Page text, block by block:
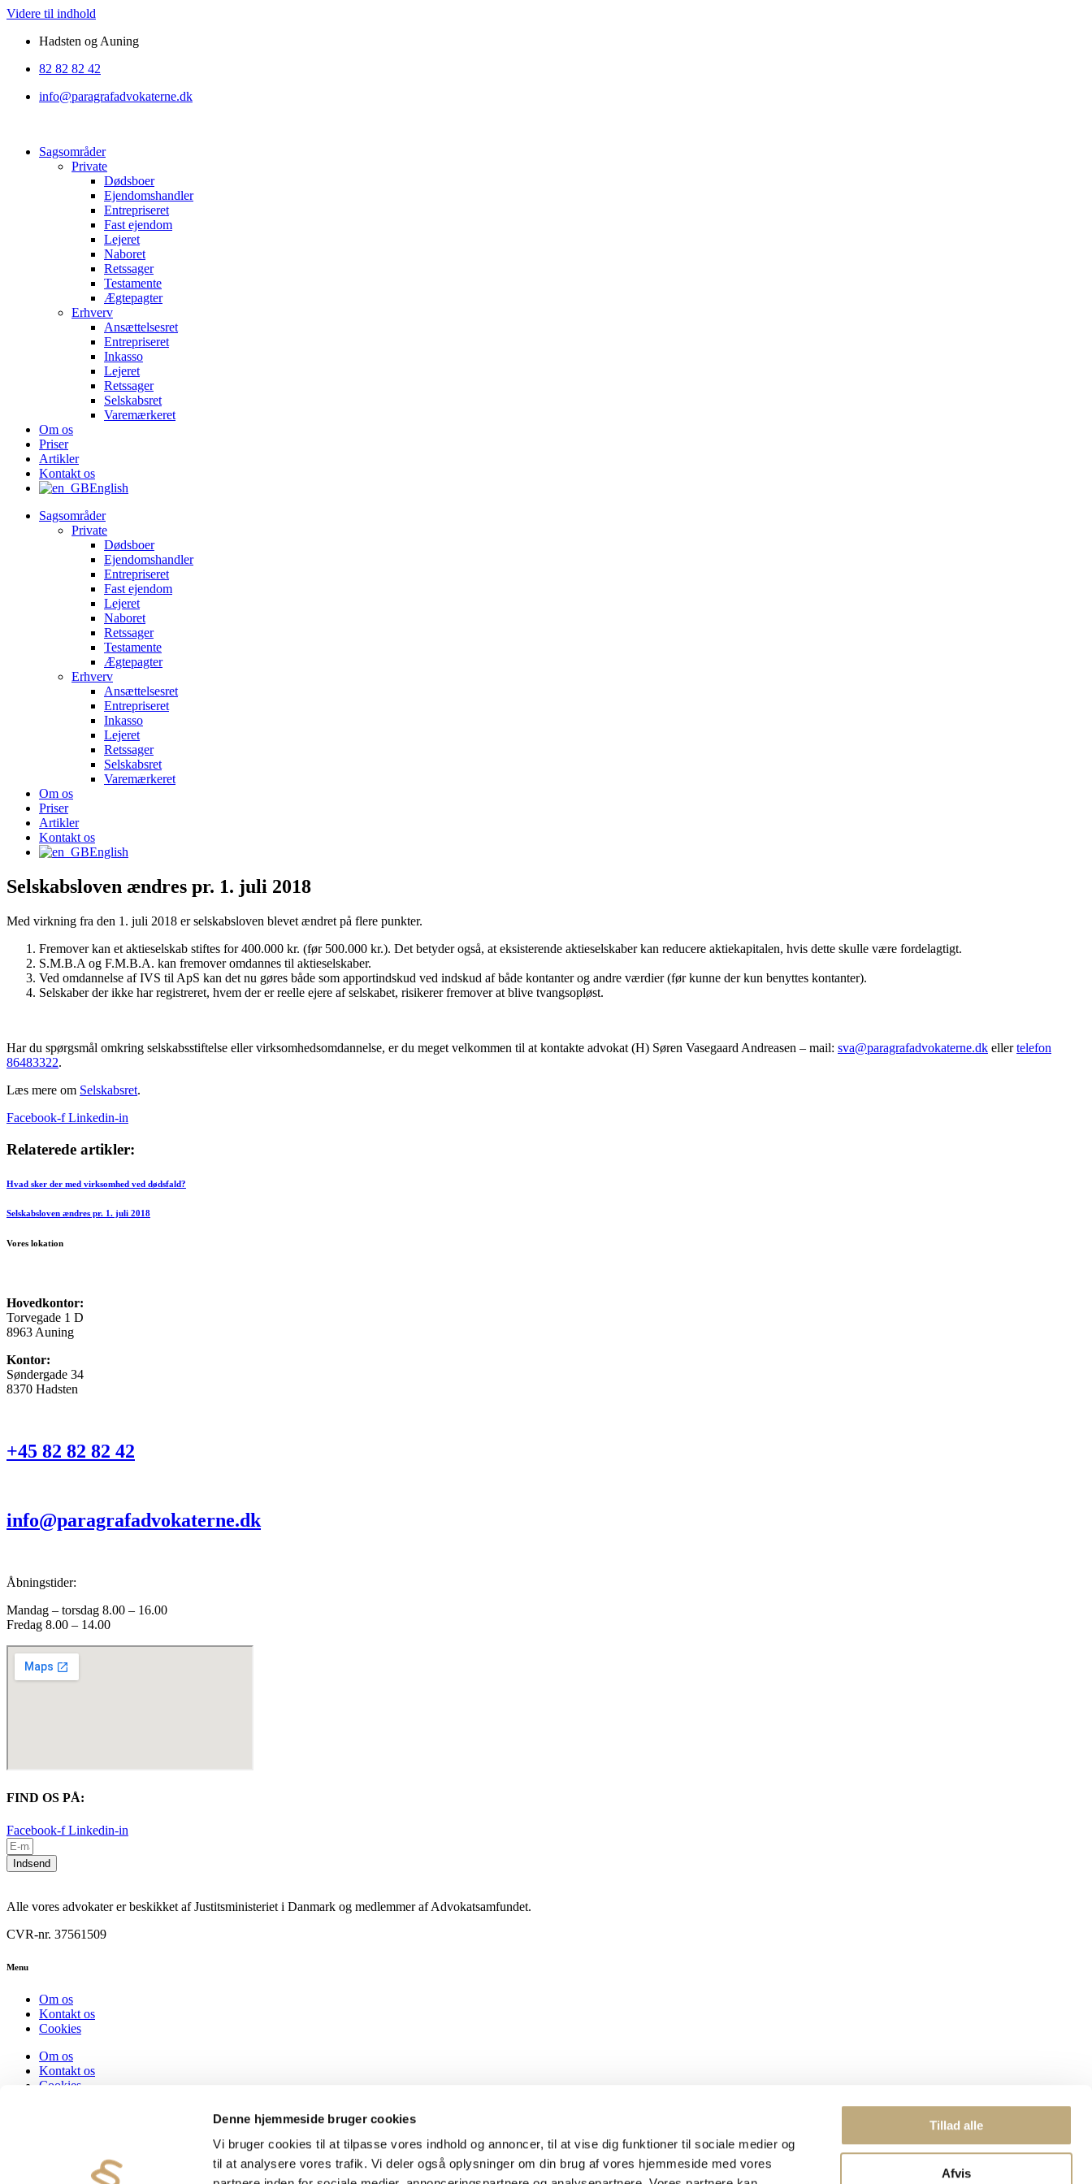
Denne hjemmeside bruger cookies
Vi bruger cookies til at tilpasse vores indhold og annoncer, til at vise dig funktioner til sociale medier og
til at analysere vores trafik. Vi deler også oplysninger om din brug af vores hjemmeside med vores
Tillad alle
Afvis
Videre til indhold
Hadsten og Auning
82 82 82 42
info@paragrafadvokaterne.dk
Sagsområder
Private
Dødsboer
Ejendomshandler
Entrepriseret
Fast ejendom
Lejeret
Naboret
Retssager
Testamente
Ægtepagter
Erhverv
Ansættelsesret
Entrepriseret
Inkasso
Lejeret
Retssager
Selskabsret
Varemærkeret
Om os
Priser
Artikler
Kontakt os
English
Sagsområder
Private
Dødsboer
Ejendomshandler
Entrepriseret
Fast ejendom
Lejeret
Naboret
Retssager
Testamente
Ægtepagter
Erhverv
Ansættelsesret
Entrepriseret
Inkasso
Lejeret
Retssager
Selskabsret
Varemærkeret
Om os
Priser
Artikler
Kontakt os
English
Selskabsloven ændres pr. 1. juli 2018
Med virkning fra den 1. juli 2018 er selskabsloven blevet ændret på flere punkter.
Fremover kan et aktieselskab stiftes for 400.000 kr. (før 500.000 kr.). Det betyder også, at eksisterende aktieselskaber kan reducere aktiekapitalen, hvis dette skulle være fordelagtigt.
S.M.B.A og F.M.B.A. kan fremover omdannes til aktieselskaber.
Ved omdannelse af IVS til ApS kan det nu gøres både som apportindskud ved indskud af både kontanter og andre værdier (før kunne der kun benyttes kontanter).
Selskaber der ikke har registreret, hvem der er reelle ejere af selskabet, risikerer fremover at blive tvangsopløst.
Har du spørgsmål omkring selskabsstiftelse eller virksomhedsomdannelse, er du meget velkommen til at kontakte advokat (H) Søren Vasegaard Andreasen – mail: sva@paragrafadvokaterne.dk ellertelefon
86483322.
Læs mere om Selskabsret.
Facebook-f Linkedin-in
Relaterede artikler:
Hvad sker der med virksomhed ved dødsfald?
Selskabsloven ændres pr. 1. juli 2018
Vores lokation
Hovedkontor:
Torvegade 1 D
8963 Auning
Kontor:
Søndergade 34
8370 Hadsten
+45 82 82 82 42
info@paragrafadvokaterne.dk
Åbningstider:
Mandag – torsdag 8.00 – 16.00
Fredag 8.00 – 14.00
FIND OS PÅ:
Facebook-f Linkedin-in
Indsend
Alle vores advokater er beskikket af Justitsministeriet i Danmark og medlemmer af Advokatsamfundet.
CVR-nr. 37561509
Menu
Om os
Kontakt os
Cookies
Om os
Kontakt os
Cookies
Hadsten og Auning
info@paragrafadvokaterne.dk